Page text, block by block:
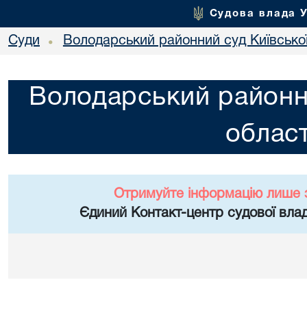
Судова влада
Суди • Володарський районний суд
Володарський
Отримуйте інформацію лише
Єдиний Контакт-центр судової